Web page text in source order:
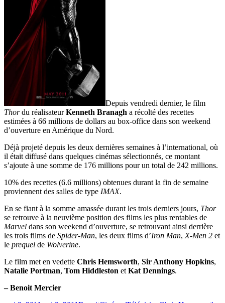
Depuis vendredi dernier, le film
Thordu réalisateurKenneth Branagh a récolté des recettes
estimées à 66 millions de dollars au box-office dans son weekend
d’ouverture en Amérique du Nord.
Déjà projeté depuis les deux dernières semaines à l’international, où
il était diffusé dans quelques cinémas sélectionnés, ce montant
s’ajoute à une somme de 176 millions pour un total de 242 millions.
10% des recettes (6.6 millions) obtenues durant la fin de semaine
proviennent des salles de type IMAX.
En se fiant à la somme amassée durant les trois derniers jours, Thor
se retrouve à la neuvième position des films les plus rentables de
Marvel dans son weekend d’ouverture, se retrouvant ainsi derrière
les trois films de Spider-Man, les deux films d’Iron Man, X-Men 2 et
le prequel de Wolverine.
Le film met en vedette Chris Hemsworth, Sir Anthony Hopkins,
Natalie Portman, Tom Hiddleston et Kat Dennings.
– Benoit Mercier